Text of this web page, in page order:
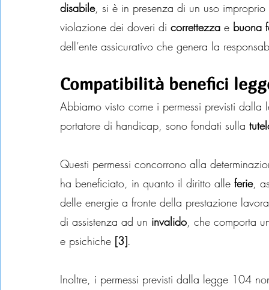
disabile, si è in presenza di un uso
violazione dei doveri di correttezza e buona
dell’ente assicurativo che genera la
Compatibilità benefici
Abbiamo visto come i permessi previsti
portatore di handicap, sono fondati sulla
Questi permessi concorrono alla
ha beneficiato, in quanto il diritto alle ferie,
delle energie a fronte della prestazione
di assistenza ad un invalido, che comporta
e psichiche [3].
Inoltre, i permessi previsti dalla legge 104